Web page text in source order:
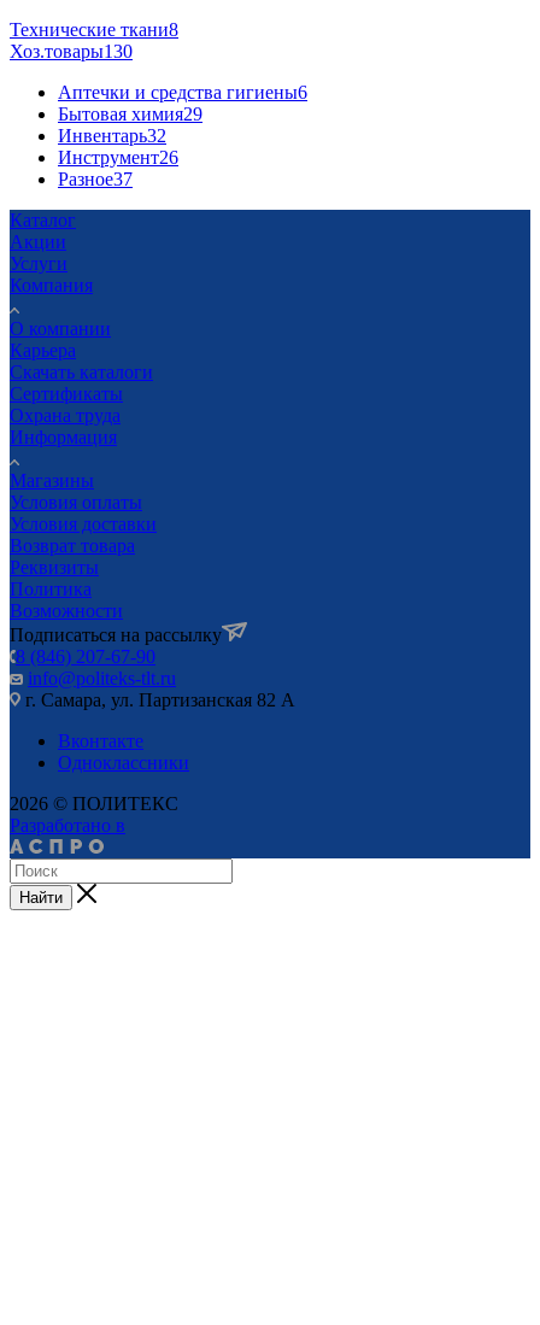
Технические ткани8
Хоз.товары130
Аптечки и средства гигиены6
Бытовая химия29
Инвентарь32
Инструмент26
Разное37
Каталог
Акции
Услуги
Компания
О компании
Карьера
Cкачать каталоги
Сертификаты
Охрана труда
Информация
Магазины
Условия оплаты
Условия доставки
Возврат товара
Реквизиты
Политика
Возможности
Подписаться на рассылку
8 (846) 207-67-90
info@politeks-tlt.ru
г. Самара, ул. Партизанская 82 А
Вконтакте
Одноклассники
2026 © ПОЛИТЕКС
Разработано в
Найти